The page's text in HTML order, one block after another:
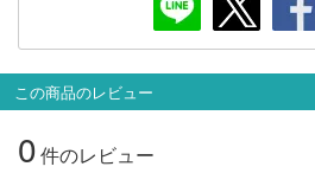
この商品のレビュー
0件のレビュー